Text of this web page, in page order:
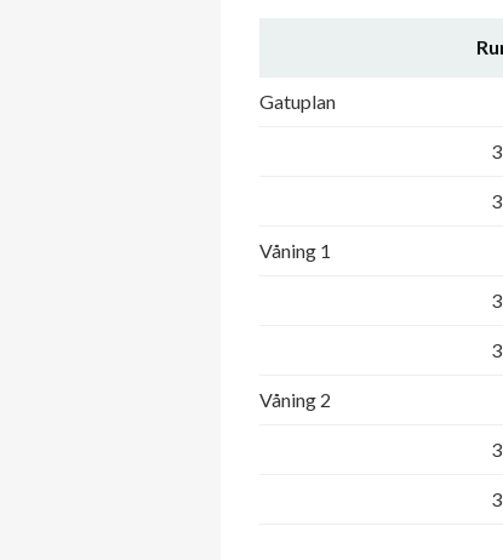
Gatuplan
3
3
Våning 1
3
3
Våning 2
3
3